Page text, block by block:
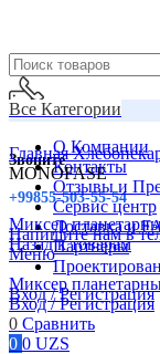
Звоните
+99855-503-55-54
Напишите нам в
Меню
Вход / Регистрация
Все Категории
О Компании
Контакты
Отзывы и
Сервис центр
Доставка и
Партнеры
Вход / Регистрация
0 Сравнить
0 0 UZS
Главная
MONOFASE
Миксер
Назад к товарам
Миксер